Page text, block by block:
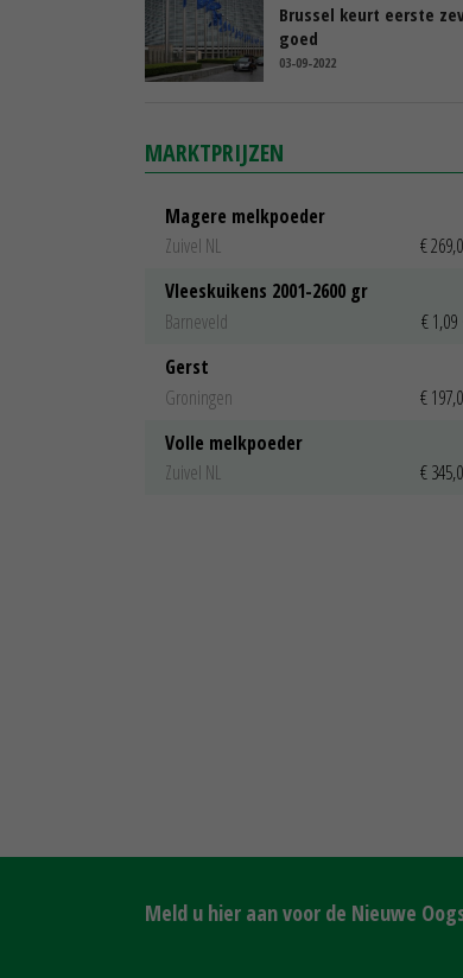
Brussel keurt eerste
goed
03-09-2022
MARKTPRIJZEN
Magere melkpoeder
Zuivel NL
€
Vleeskuikens 2001-2600 gr
Barneveld
€ 1,09
Gerst
Groningen
€
Volle melkpoeder
Zuivel NL
€
Meld u hier aan voor de Nieuwe